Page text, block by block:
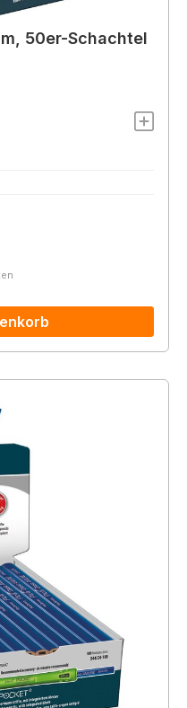
50er-Schachtel